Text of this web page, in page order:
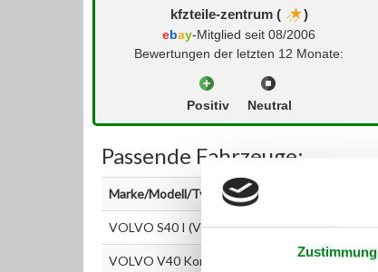
Zustimmung
kfzteile-zentrum ( )
ebay-Mitglied seit 08/2006
Bewertungen der letzten 12 Monate:
Positiv Neutral
Passende Fahrzeuge:
Marke/Modell/Typ
VOLVO S40 I (VS) 1.9 T4
VOLVO V40 Kombi (VW) 1.9 T4